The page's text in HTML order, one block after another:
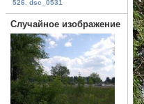
526. dsc_0531
Случайное изображение